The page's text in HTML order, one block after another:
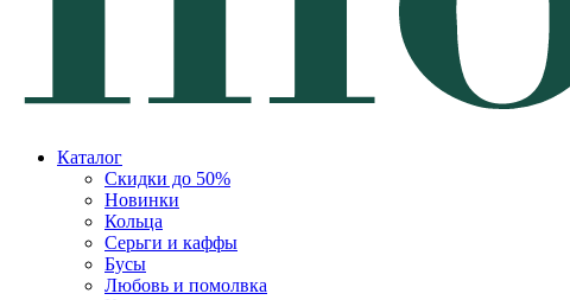
Каталог
Скидки до 50%
Новинки
Кольца
Серьги и каффы
Бусы
Любовь и помолвка